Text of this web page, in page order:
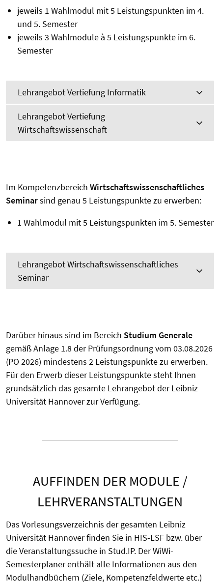
jeweils 1 Wahlmodul mit 5 Leistungspunkten im 4.
und 5. Semester
jeweils 3 Wahlmodule à 5 Leistungspunkte im 6.
Semester
Lehrangebot Vertiefung Informatik
Lehrangebot Vertiefung
Wirtschaftswissenschaft
Im Kompetenzbereich Wirtschaftswissenschaftliches
Seminarsind genau 5 Leistungspunkte zu erwerben:
1 Wahlmodul mit 5 Leistungspunkten im 5. Semester
Lehrangebot Wirtschaftswissenschaftliches
Seminar
Darüber hinaus sind im Bereich Studium Generale
gemäß Anlage 1.8 der Prüfungsordnung vom 03.08.2026
(PO 2026) mindestens 2 Leistungspunkte zu erwerben.
Für den Erwerb dieser Leistungspunkte steht Ihnen
grundsätzlich das gesamte Lehrangebot der Leibniz
Universität Hannover zur Verfügung.
AUFFINDEN DER MODULE /
LEHRVERANSTALTUNGEN
Das Vorlesungsverzeichnis der gesamten Leibniz
Universität Hannover finden Sie in HIS-LSF bzw. über
die Veranstaltungssuche in Stud.IP. Der WiWi-
Semesterplaner enthält alle Informationen aus den
Modulhandbüchern (Ziele, Kompetenzfeldwerte etc.)